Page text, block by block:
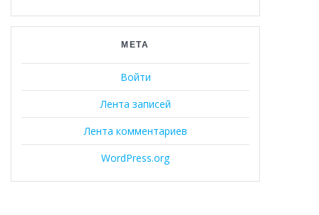
МЕТА
Войти
Лента записей
Лента комментариев
WordPress.org